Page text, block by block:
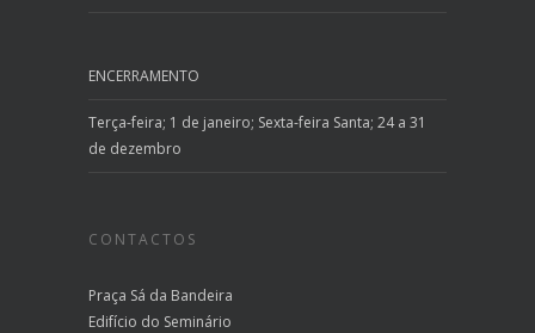
ENCERRAMENTO
Terça-feira; 1 de janeiro; Sexta-feira Santa; 24 a 31
de dezembro
CONTACTOS
Praça Sá da Bandeira
Edifício do Seminário